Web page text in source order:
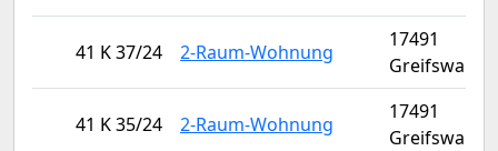
41 K 37/24 2-Raum-Wohnung
17491
Greifswald
41 K 35/24 2-Raum-Wohnung
17491
Greifswald